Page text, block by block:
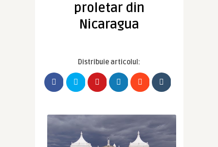
proletar din
Nicaragua
Distribuie articolul: